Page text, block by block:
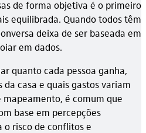
de forma objetiva é o primeiro
equilibrada. Quando todos têm
deixa de ser baseada em
em dados.
quanto cada pessoa ganha,
da casa e quais gastos variam
mapeamento, é comum que
base em percepções
o risco de conflitos e